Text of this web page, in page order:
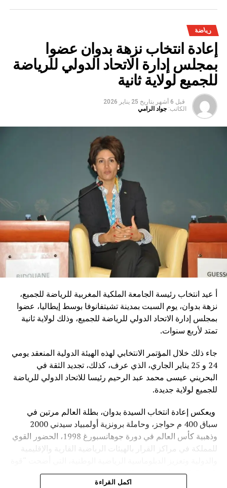
رياضة
إعادة انتخاب نزهة بدوان عضوا
بمجلس إدارة الاتحاد الدولي للرياضة
للجميع لولاية ثانية
قبل 6 أشهر بتاريخ 25 يناير 2026
الكاتب: جواد الرامي
أ عيد انتخاب رئيسة الجامعة الملكية المغربية للرياضة للجميع،
نزهة بدوان، يوم السبت بمدينة تشيتفانوفا بوسط إيطاليا، عضوا
بمجلس إدارة الاتحاد الدولي للرياضة للجميع، وذلك لولاية ثانية
تمتد لأربع سنوات.
جاء ذلك خلال المؤتمر الانتخابي لهذه الهيئة الدولية المنعقد يومي
24 و 25 يناير الجاري، الذي عرف، كذلك، تجديد الثقة في
البحريني عيسى محمد عبد الرحيم رئيسا للاتحاد الدولي للرياضة
للجميع لولاية جديدة.
ويعكس إعادة انتخاب السيدة بدوان، بطلة العالم مرتين في
سباق 400 م حواجز، وحاملة برونزية أولمبياد سيدني 2000
وذهبية كأس العالم في دورة جوهانسبورغ 1998، الحضور القوي
للمملكة في مراكز القرار بالهيئات الرياضية القارية والإقليمية
ناعمة” تكرس إشعاع المملكة.
اكمل القراءة